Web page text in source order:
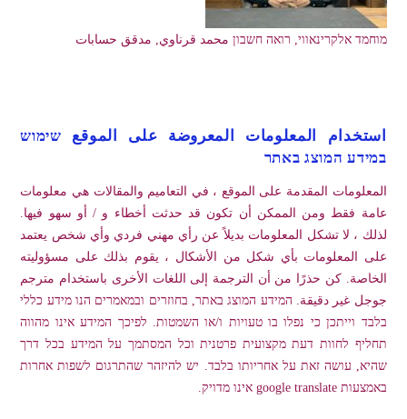
מוחמד אלקרינאווי, רואה חשבון محمد قرناوي, مدقق حسابات
استخدام المعلومات المعروضة على الموقع שימוש
במידע המוצג באתר
المعلومات المقدمة على الموقع ، في التعاميم والمقالات هي معلومات
عامة فقط ومن الممكن أن تكون قد حدثت أخطاء و / أو سهو فيها.
لذلك ، لا تشكل المعلومات بديلاً عن رأي مهني فردي وأي شخص يعتمد
على المعلومات بأي شكل من الأشكال ، يقوم بذلك على مسؤوليته
الخاصة. كن حذرًا من أن الترجمة إلى اللغات الأخرى باستخدام مترجم
جوجل غير دقيقة. המידע המוצג באתר, בחוזרים ובמאמרים הנו מידע כללי
בלבד וייתכן כי נפלו בו טעויות ו/או השמטות. לפיכך המידע אינו מהווה
תחליף לחוות דעת מקצועית פרטנית וכל המסתמך על המידע בכל דרך
שהיא, עושה זאת על אחריותו בלבד. יש להיזהר שהתרגום לשפות אחרות
באמצעות google translate אינו מדויק.